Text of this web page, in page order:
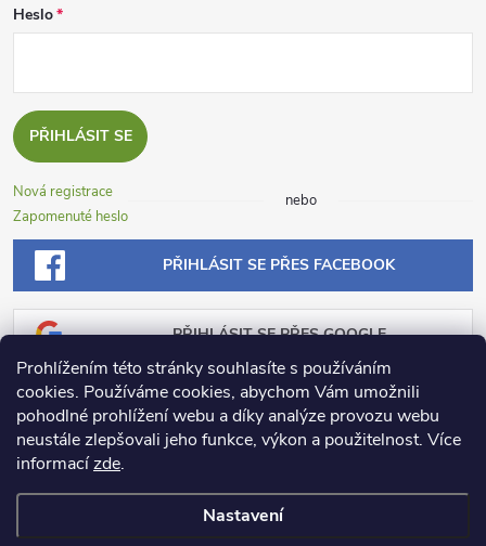
Prohlížením této stránky souhlasíte s používáním
cookies. Používáme cookies, abychom Vám umožnili
pohodlné prohlížení webu a díky analýze provozu webu
neustále zlepšovali jeho funkce, výkon a použitelnost. Více
informacízde.
Nastavení
Heslo
PŘIHLÁSIT SE
Nová registrace
Zapomenuté heslo
nebo
PŘIHLÁSIT SE PŘES FACEBOOK
PŘIHLÁSIT SE PŘES GOOGLE
PŘIHLÁSIT SE PŘES SEZNAM